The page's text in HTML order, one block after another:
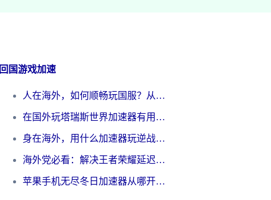
回国游戏加速
人在海外，如何顺畅玩国服？从《王者荣耀》到《云图计划》的加速器终极指南
在国外玩塔瑞斯世界加速器有用吗？海外玩家亲测后的真实答案
身在海外，用什么加速器玩逆战才能告别延迟？
海外党必看：解决王者荣耀延迟的加速器终极指南——从EVE到猫和老鼠，一个工具全搞定
苹果手机无尽冬日加速器从哪开启？海外玩家的冬日生存指南